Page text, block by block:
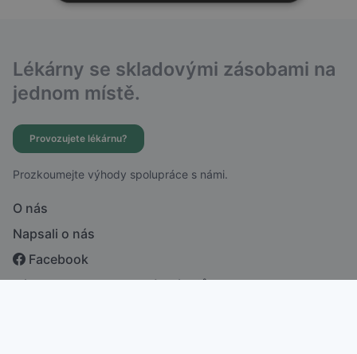
Lékárny se skladovými zásobami na
jednom místě.
Provozujete lékárnu?
Prozkoumejte výhody spolupráce s námi.
O nás
Napsali o nás
Facebook
Zásady ochrany osobních údajů